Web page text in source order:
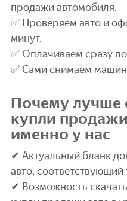
продажи автомобиля.
✅ Проверяем авто и
минут.
✅ Оплачиваем сразу
✅ Сами снимаем
Почему лучше
купли
именно у нас
✔ Актуальный бланк
авто,
✔ Возможность